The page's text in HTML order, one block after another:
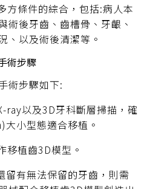
方條件的綜合，包括:病人本
術後牙齒、齒槽骨、牙齦、
、以及術後清潔等。
術步驟
術步驟如下:
ray以及3D牙科斷層掃描，確
小型態適合移植。
移植齒3D模型。
有無法保留的牙齒，則需